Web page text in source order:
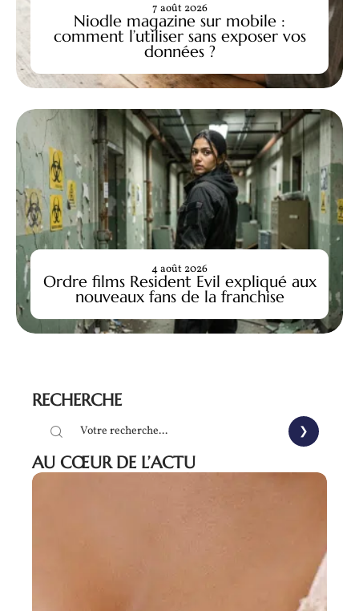
Niodle magazine sur mobile :
comment l’utiliser sans exposer vos
données ?
7 août 2026
Ordre films Resident Evil expliqué aux
nouveaux fans de la franchise
4 août 2026
RECHERCHE
AU CŒUR DE L’ACTU